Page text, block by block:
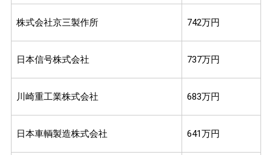
株式会社京三製作所 742万円
日本信号株式会社 737万円
川崎重工業株式会社 683万円
日本車輌製造株式会社 641万円